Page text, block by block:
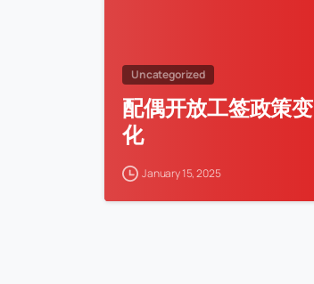
Uncategorized
配偶开放工签政策变
化
January 15, 2025